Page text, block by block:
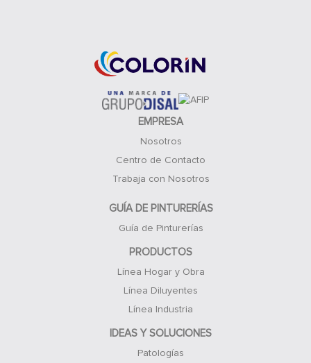
EMPRESA
Nosotros
Centro de Contacto
Trabaja con Nosotros
GUÍA DE PINTURERÍAS
Guía de Pinturerías
PRODUCTOS
Línea Hogar y Obra
Línea Diluyentes
Línea Industria
IDEAS Y SOLUCIONES
Patologías